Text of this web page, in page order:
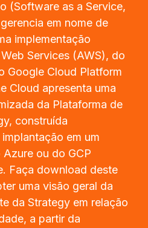
(Software as a Service,
em nome de
implementação
Services (AWS), do
Google Cloud Platform
Cloud apresenta uma
da Plataforma de
construída
em um
ou do GCP
Faça download deste
uma visão geral da
da Strategy em relação
a partir da